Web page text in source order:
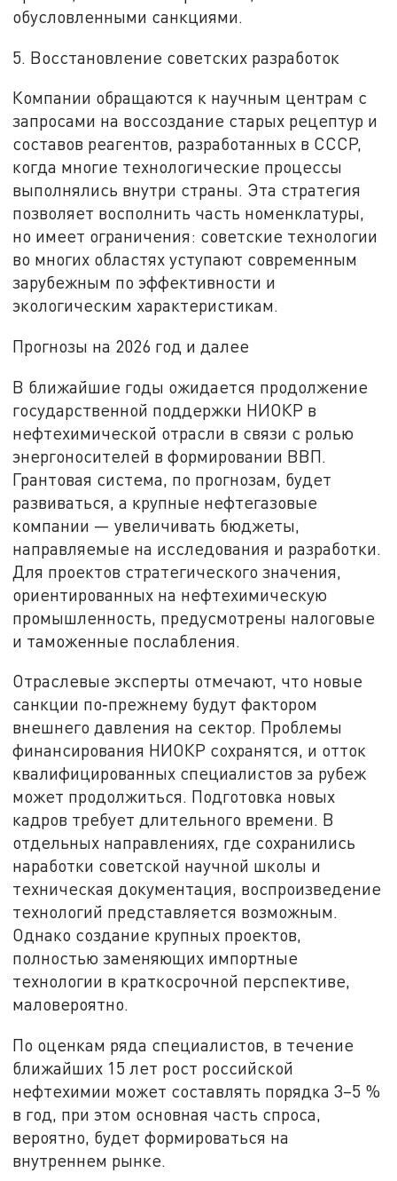
обусловленными санкциями.
5. Восстановление советских разработок
Компании обращаются к научным центрам с
запросами на воссоздание старых рецептур и
составов реагентов, разработанных в СССР,
когда многие технологические процессы
выполнялись внутри страны. Эта стратегия
позволяет восполнить часть номенклатуры,
но имеет ограничения: советские технологии
во многих областях уступают современным
зарубежным по эффективности и
экологическим характеристикам.
Прогнозы на 2026 год и далее
В ближайшие годы ожидается продолжение
государственной поддержки НИОКР в
нефтехимической отрасли в связи с ролью
энергоносителей в формировании ВВП.
Грантовая система, по прогнозам, будет
развиваться, а крупные нефтегазовые
компании — увеличивать бюджеты,
направляемые на исследования и разработки.
Для проектов стратегического значения,
ориентированных на нефтехимическую
промышленность, предусмотрены налоговые
и таможенные послабления.
Отраслевые эксперты отмечают, что новые
санкции по‑прежнему будут фактором
внешнего давления на сектор. Проблемы
финансирования НИОКР сохранятся, и отток
квалифицированных специалистов за рубеж
может продолжиться. Подготовка новых
кадров требует длительного времени. В
отдельных направлениях, где сохранились
наработки советской научной школы и
техническая документация, воспроизведение
технологий представляется возможным.
Однако создание крупных проектов,
полностью заменяющих импортные
технологии в краткосрочной перспективе,
маловероятно.
По оценкам ряда специалистов, в течение
ближайших 15 лет рост российской
нефтехимии может составлять порядка 3–5 %
в год, при этом основная часть спроса,
вероятно, будет формироваться на
внутреннем рынке.